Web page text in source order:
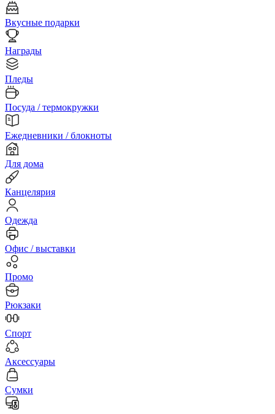
Вкусные подарки
Награды
Пледы
Посуда / термокружки
Ежедневники / блокноты
Для дома
Канцелярия
Одежда
Офис / выставки
Промо
Рюкзаки
Спорт
Аксессуары
Сумки